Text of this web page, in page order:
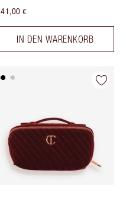
41,00 €
IN DEN WARENKORB